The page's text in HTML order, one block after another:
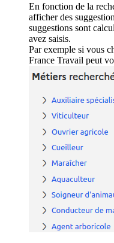
En fonction de la
afficher des
suggestions sont
avez saisis.
Par exemple si vous
France Travail peut